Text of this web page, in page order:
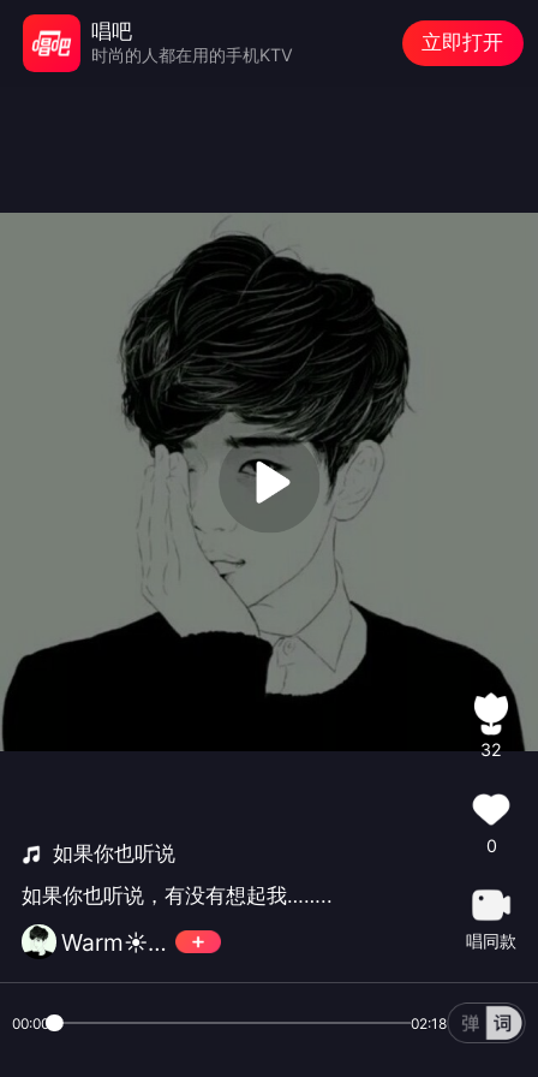
如果你也听说
如果你也听说，有没有想起我……..
Warm☀️🌈
32
0
唱同款
00:00 02:18
唱吧
时尚的人都在用的手机KTV
立即打开